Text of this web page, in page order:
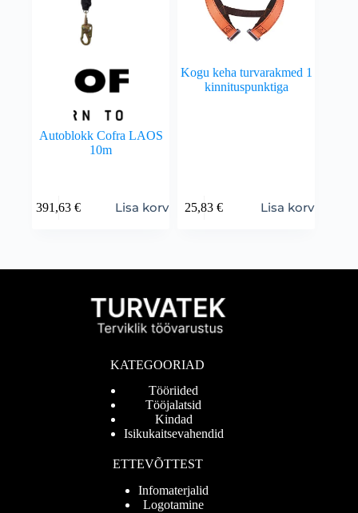
Autoblokk Cofra LAOS
10m
391,63€ Lisa korvi
Kogu keha turvarakmed 1
kinnituspunktiga
25,83€ Lisa korvi
KATEGOORIAD
Tööriided
Tööjalatsid
Kindad
Isikukaitsevahendid
ETTEVÕTTEST
Infomaterjalid
Logotamine